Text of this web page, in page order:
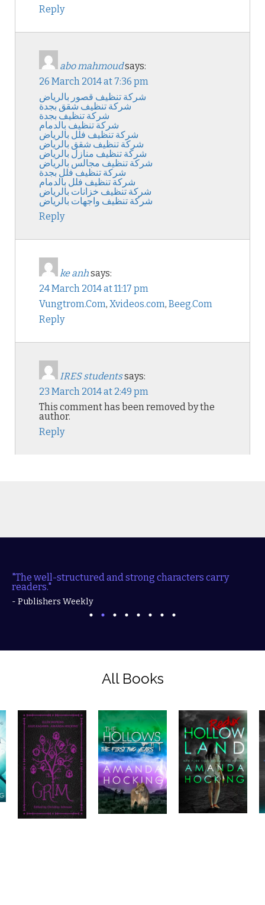
Reply
abo mahmoudsays:
26 March 2014 at 7:36 pm
شركة تنظيف قصور بالرياض
شركة تنظيف شقق بجدة
شركة تنظيف بجدة
شركة تنظيف بالدمام
شركة تنظيف فلل بالرياض
شركة تنظيف شقق بالرياض
شركة تنظيف منازل بالرياض
شركة تنظيف مجالس بالرياض
شركة تنظيف فلل بجدة
شركة تنظيف فلل بالدمام
شركة تنظيف خزانات بالرياض
شركة تنظيف واجهات بالرياض
Reply
ke anhsays:
24 March 2014 at 11:17 pm
Vungtrom.Com, Xvideos.com, Beeg.Com
Reply
IRES studentssays:
23 March 2014 at 2:49 pm
This comment has been removed by the
author.
Reply
"The well-structured and strong characters carry
readers."
- Publishers Weekly
All Books